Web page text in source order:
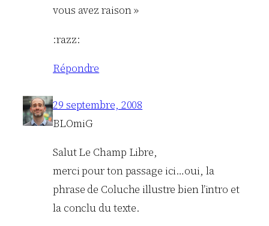
vous avez raison »
:razz:
Répondre
29 septembre, 2008
BLOmiG
Salut Le Champ Libre,
merci pour ton passage ici…oui, la
phrase de Coluche illustre bien l’intro et
la conclu du texte.